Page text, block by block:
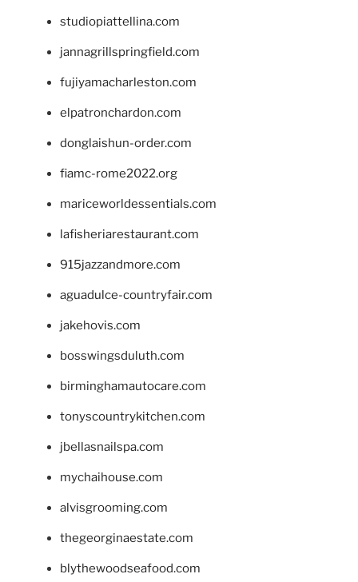
studiopiattellina.com
jannagrillspringfield.com
fujiyamacharleston.com
elpatronchardon.com
donglaishun-order.com
fiamc-rome2022.org
mariceworldessentials.com
lafisheriarestaurant.com
915jazzandmore.com
aguadulce-countryfair.com
jakehovis.com
bosswingsduluth.com
birminghamautocare.com
tonyscountrykitchen.com
jbellasnailspa.com
mychaihouse.com
alvisgrooming.com
thegeorginaestate.com
blythewoodseafood.com